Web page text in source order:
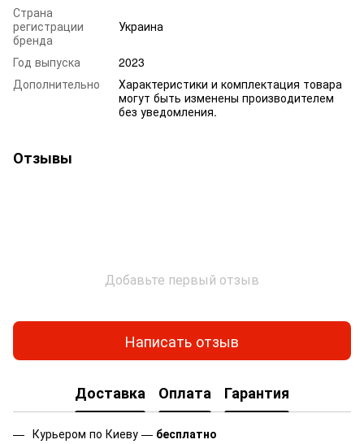
Страна
регистрации
бренда
Украина
Год выпуска
2023
Дополнительно
Характеристики и комплектация товара
могут быть изменены производителем
без уведомления.
Отзывы
Добавьте первый отзыв
Написать отзыв
Доставка Оплата Гарантия
Курьером по Киеву — бесплатно